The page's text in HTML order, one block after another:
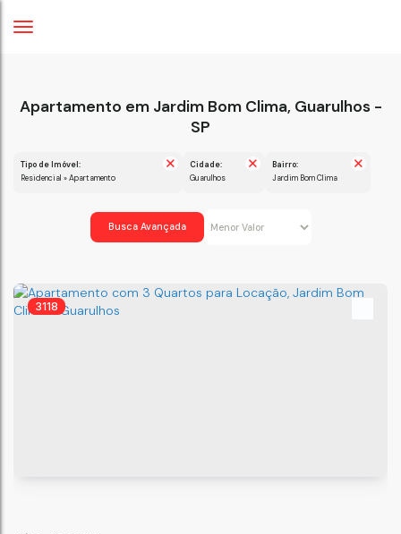
Apartamento em Jardim Bom Clima, Guarulhos -
SP
Tipo de Imóvel:
Residencial » Apartamento
Cidade:
Guarulhos
Bairro:
Jardim Bom Clima
Busca Avançada
3118